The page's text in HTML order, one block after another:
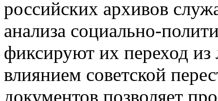
российских архивов
анализа социально-
фиксируют их переход
влиянием советской
документов позволяет